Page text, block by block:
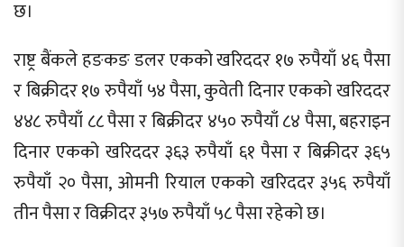
छ।
राष्ट्र बैंकले हङकङ डलर एकको खरिददर १७ रुपैयाँ ४६ पैसा
र बिक्रीदर १७ रुपैयाँ ५४ पैसा, कुवेती दिनार एकको खरिददर
४४८ रुपैयाँ ८८ पैसा र बिक्रीदर ४५० रुपैयाँ ८४ पैसा, बहराइन
दिनार एकको खरिददर ३६३ रुपैयाँ ६१ पैसा र बिक्रीदर ३६५
रुपैयाँ २० पैसा, ओमनी रियाल एकको खरिददर ३५६ रुपैयाँ
तीन पैसा र विक्रीदर ३५७ रुपैयाँ ५८ पैसा रहेको छ।